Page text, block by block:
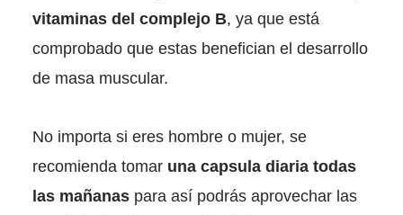
vitaminas del complejo B, ya que está
comprobado que estas benefician el desarrollo
de masa muscular.
No importa si eres hombre o mujer, se
recomienda tomar una capsula diaria todas
las mañanas para así podrás aprovechar las